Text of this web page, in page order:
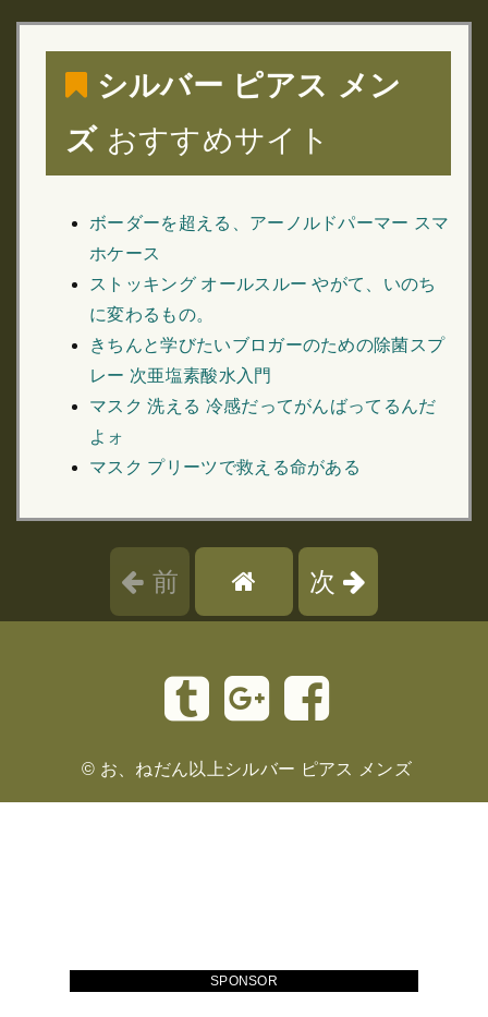
シルバー ピアス メン
ズ おすすめサイト
ボーダーを超える、アーノルドパーマー スマ
ホケース
ストッキング オールスルー やがて、いのち
に変わるもの。
きちんと学びたいブロガーのための除菌スプ
レー 次亜塩素酸水入門
マスク 洗える 冷感だってがんばってるんだ
よォ
マスク プリーツで救える命がある
前 次
© お、ねだん以上シルバー ピアス メンズ
SPONSOR